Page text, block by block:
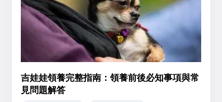
吉娃娃領養完整指南：領養前後必知事項與常
見問題解答